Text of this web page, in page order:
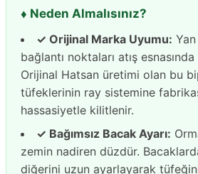
♦️ Neden Almalısınız?
✓ Orijinal Marka Uyumu:
bağlantı noktaları atış
Orijinal Hatsan üretimi olan bu
tüfeklerinin ray sistemine
hassasiyetle kilitlenir.
✓ Bağımsız Bacak Ayarı:
zemin nadiren düzdür.
diğerini uzun ayarlayarak